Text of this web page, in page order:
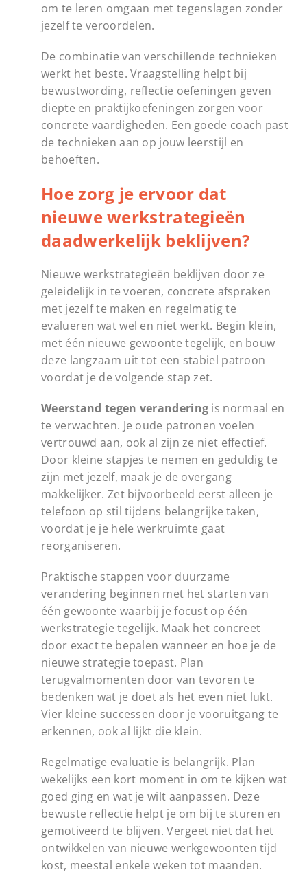
om te leren omgaan met tegenslagen zonder
jezelf te veroordelen.
De combinatie van verschillende technieken
werkt het beste. Vraagstelling helpt bij
bewustwording, reflectie oefeningen geven
diepte en praktijkoefeningen zorgen voor
concrete vaardigheden. Een goede coach past
de technieken aan op jouw leerstijl en
behoeften.
Hoe zorg je ervoor dat
nieuwe werkstrategieën
daadwerkelijk beklijven?
Nieuwe werkstrategieën beklijven door ze
geleidelijk in te voeren, concrete afspraken
met jezelf te maken en regelmatig te
evalueren wat wel en niet werkt. Begin klein,
met één nieuwe gewoonte tegelijk, en bouw
deze langzaam uit tot een stabiel patroon
voordat je de volgende stap zet.
Weerstand tegen verandering is normaal en
te verwachten. Je oude patronen voelen
vertrouwd aan, ook al zijn ze niet effectief.
Door kleine stapjes te nemen en geduldig te
zijn met jezelf, maak je de overgang
makkelijker. Zet bijvoorbeeld eerst alleen je
telefoon op stil tijdens belangrijke taken,
voordat je je hele werkruimte gaat
reorganiseren.
Praktische stappen voor duurzame
verandering beginnen met het starten van
één gewoonte waarbij je focust op één
werkstrategie tegelijk. Maak het concreet
door exact te bepalen wanneer en hoe je de
nieuwe strategie toepast. Plan
terugvalmomenten door van tevoren te
bedenken wat je doet als het even niet lukt.
Vier kleine successen door je vooruitgang te
erkennen, ook al lijkt die klein.
Regelmatige evaluatie is belangrijk. Plan
wekelijks een kort moment in om te kijken wat
goed ging en wat je wilt aanpassen. Deze
bewuste reflectie helpt je om bij te sturen en
gemotiveerd te blijven. Vergeet niet dat het
ontwikkelen van nieuwe werkgewoonten tijd
kost, meestal enkele weken tot maanden.